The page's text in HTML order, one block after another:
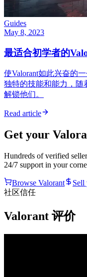
Guides
May 8, 2023
最适合初学者的
使Valorant如此兴奋的
独特的技能和能力，随
解锁他们。
Read article
Get your
Hundreds of verified
24/7 support in your
Browse Valorant
Sell
社区信任
Valorant 评价